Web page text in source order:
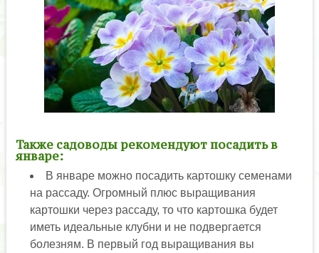
Также садоводы рекомендуют посадить в
январе:
В январе можно посадить картошку семенами
на рассаду. Огромный плюс выращивания
картошки через рассаду, то что картошка будет
иметь идеальные клубни и не подвергается
болезням. В первый год выращивания вы